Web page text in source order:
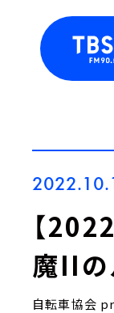
【
魔IIの
自転車協会